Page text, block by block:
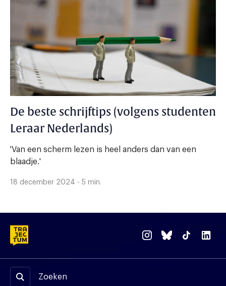
De beste schrijftips (volgens studenten
Leraar Nederlands)
'Van een scherm lezen is heel anders dan van een
blaadje.'
18 december 2024 - 5 min.
Zoeken